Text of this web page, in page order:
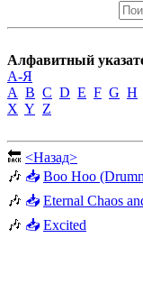
Алфавитный
А-Я
A B C D E F G H
X Y Z
🔙 <Назад>
🎶 📥 Boo Hoo
🎶 📥 Eternal Chaos
🎶 📥 Excited